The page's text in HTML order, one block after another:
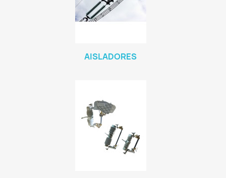
AISLADORES